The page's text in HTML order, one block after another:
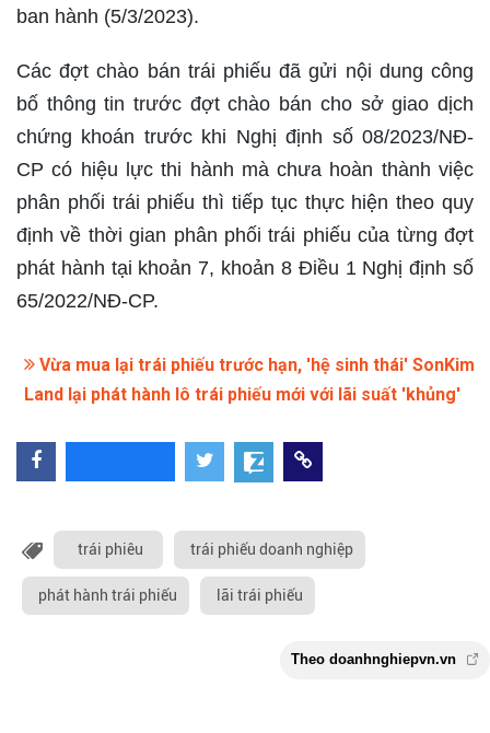
ban hành (5/3/2023).
Các đợt chào bán trái phiếu đã gửi nội dung công
bố thông tin trước đợt chào bán cho sở giao dịch
chứng khoán trước khi Nghị định số 08/2023/NĐ-
CP có hiệu lực thi hành mà chưa hoàn thành việc
phân phối trái phiếu thì tiếp tục thực hiện theo quy
định về thời gian phân phối trái phiếu của từng đợt
phát hành tại khoản 7, khoản 8 Điều 1 Nghị định số
65/2022/NĐ-CP.
Vừa mua lại trái phiếu trước hạn, 'hệ sinh thái' SonKim
Land lại phát hành lô trái phiếu mới với lãi suất 'khủng'
trái phiêu trái phiếu doanh nghiệp
phát hành trái phiếu lãi trái phiếu